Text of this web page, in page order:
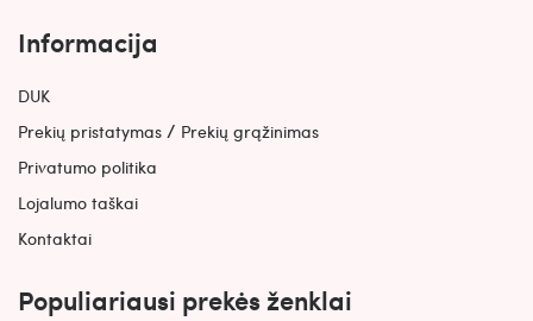
Informacija
DUK
Prekių pristatymas / Prekių grąžinimas
Privatumo politika
Lojalumo taškai
Kontaktai
Populiariausi prekės ženklai